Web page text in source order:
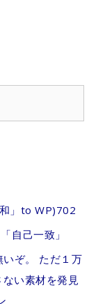
」to WP)702
自己一致」
いぞ。 ただ１万
い素材を発見